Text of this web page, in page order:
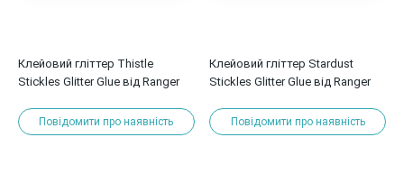
Клейовий гліттер Thistle
Stickles Glitter Glue від Ranger
Повідомити про наявність
Клейовий гліттер Stardust
Stickles Glitter Glue від Ranger
Повідомити про наявність